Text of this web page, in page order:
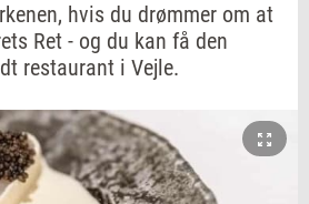
hvis du drømmer om at
Ret - og du kan få den
restaurant i Vejle.